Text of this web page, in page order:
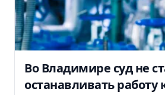
Во Владимире суд не
останавливать работу